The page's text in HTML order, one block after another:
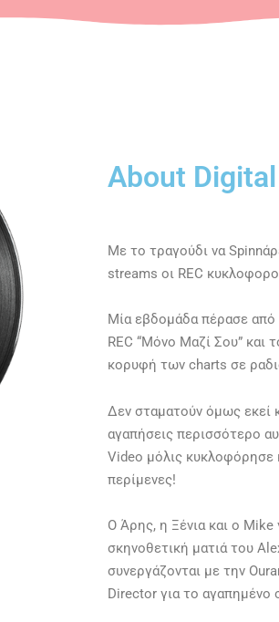
About
Με το τραγούδι να
streams οι REC
Μία εβδομάδα πέρασε
REC “Μόνο Μαζί Σου” και
κορυφή των charts σε
Δεν σταματούν όμως εκεί
αγαπήσεις περισσότερο
Video μόλις κυκλοφόρησε
περίμενες!
Ο Άρης, η Ξένια και ο Mike
σκηνοθετική ματιά του
συνεργάζονται με την
Director για το αγαπημένο